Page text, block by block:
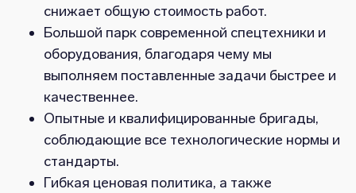
снижает общую стоимость работ.
Большой парк современной спецтехники и
оборудования, благодаря чему мы
выполняем поставленные задачи быстрее и
качественнее.
Опытные и квалифицированные бригады,
соблюдающие все технологические нормы и
стандарты.
Гибкая ценовая политика, а также